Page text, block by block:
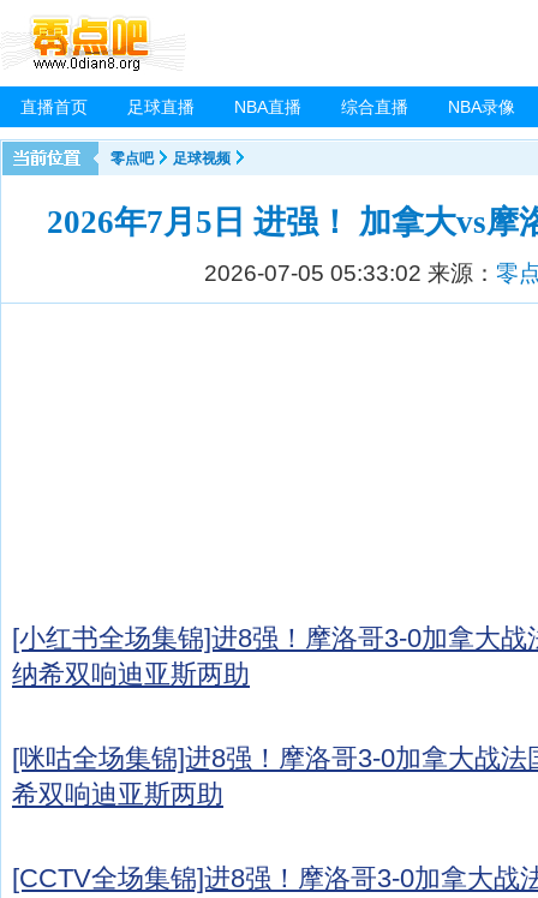
直播首页 足球直播 NBA直播 综合直播 NBA录像
零点吧 足球视频
2026年7月5日 进强！ 加拿大vs摩
2026-07-05 05:33:02 来源： 零
[小红书全场集锦]进8强！摩洛哥3-0加拿大
纳希双响迪亚斯两助
[咪咕全场集锦]进8强！摩洛哥3-0加拿大战
希双响迪亚斯两助
[CCTV全场集锦]进8强！摩洛哥3-0加拿大战